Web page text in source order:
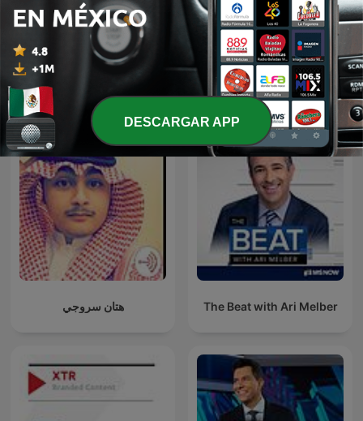
A Voz do Brasil Hírek röviden
هتان سروجي The Beat with Ari Melber
DESCARGAR APP